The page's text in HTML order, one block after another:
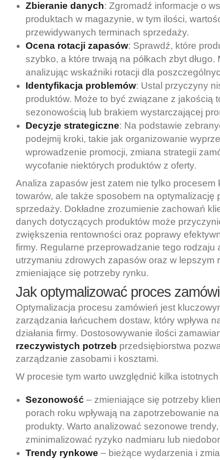
Zbieranie danych: Zgromadź informacje o
produktach w magazynie, w tym ilości,
przewidywanych terminach sprzedaży.
Ocena rotacji zapasów: Sprawdź, które
szybko, a które trwają na półkach zbyt długo.
analizując wskaźniki rotacji dla
Identyfikacja problemów: Ustal przyczyny
produktów. Może to być związane z jakością
sezonowością lub brakiem wystarczającej
Decyzje strategiczne: Na podstawie
podejmij kroki, takie jak organizowanie
wprowadzenie promocji, zmiana strategii
wycofanie niektórych produktów z oferty.
Analiza zapasów jest zatem nie tylko procesem
towarów, ale także sposobem na optymalizację
sprzedaży. Dokładne zrozumienie zachowań
danych dotyczących produktów może
zwiększenia rentowności oraz poprawy
firmy. Regularne przeprowadzanie tego rodzaju
utrzymaniu zdrowych zapasów oraz w lepszym
zmieniające się potrzeby rynku.
Jak optymalizować proces
Optymalizacja procesu zamówień jest
zarządzania łańcuchem dostaw, który wpływa
działania firmy. Dostosowywanie ilości
rzeczywistych potrzeb przedsiębiorstwa
zarządzanie zasobami i kosztami.
W procesie tym warto uwzględnić kilka
Sezonowość – zmieniające się potrzeby
porach roku wpływają na zapotrzebowanie
produkty. Warto analizować sezonowe
zminimalizować ryzyko nadmiaru lub
Trendy rynkowe – bieżące wydarzenia i